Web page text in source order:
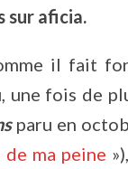
sur aficia.
il fait
une fois de
paru en
de ma peine